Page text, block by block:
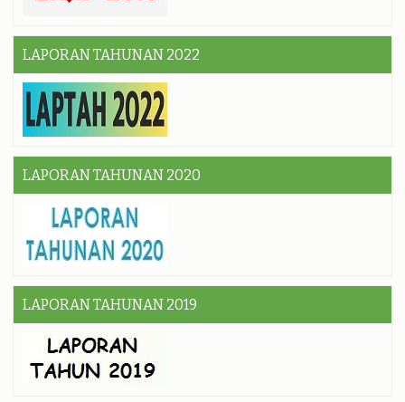
LAPORAN TAHUNAN 2022
LAPORAN TAHUNAN 2020
LAPORAN TAHUNAN 2019